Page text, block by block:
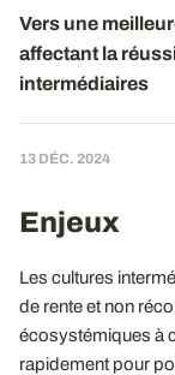
Vers une
affectant la
intermédiaires
13 DÉC. 2024
Enjeux
Les cultures
de rente et non
écosystémiques à
rapidement pour